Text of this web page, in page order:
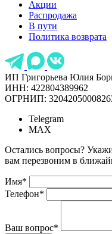
Акции
Распродажа
В пути
Политика возврата
ИП Григорьева Юлия
ИНН: 422804389962
ОГРНИП:
Telegram
MAX
Остались вопросы?
вам перезвоним в
Имя*
Телефон*
Ваш вопрос*